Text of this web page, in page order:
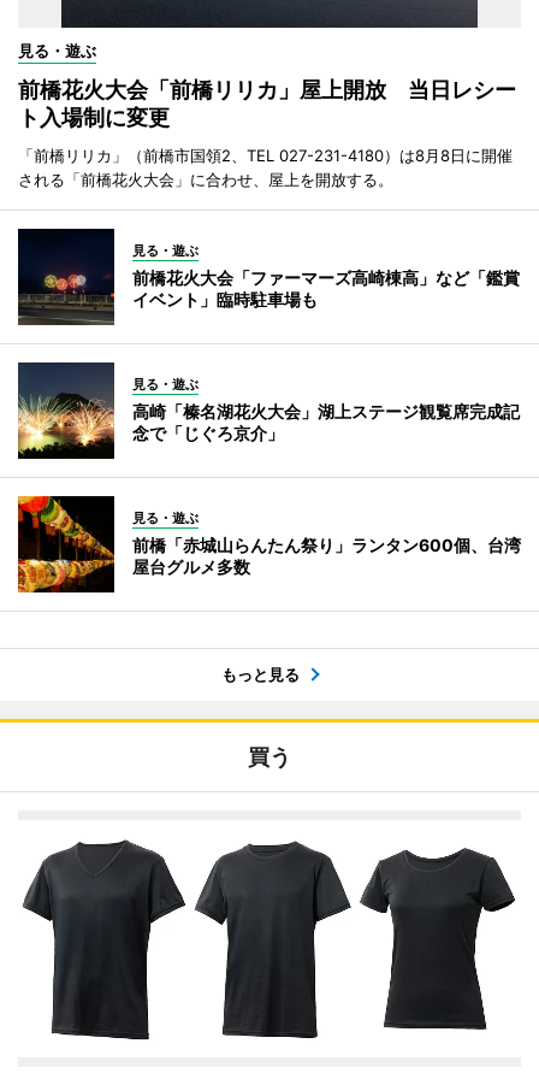
見る・遊ぶ
前橋花火大会「前橋リリカ」屋上開放 当日レシー
ト入場制に変更
「前橋リリカ」（前橋市国領2、TEL 027-231-4180）は8月8日に開催
される「前橋花火大会」に合わせ、屋上を開放する。
見る・遊ぶ
前橋花火大会「ファーマーズ高崎棟高」など「鑑賞
イベント」臨時駐車場も
見る・遊ぶ
高崎「榛名湖花火大会」湖上ステージ観覧席完成記
念で「じぐろ京介」
見る・遊ぶ
前橋「赤城山らんたん祭り」ランタン600個、台湾
屋台グルメ多数
もっと見る
買う